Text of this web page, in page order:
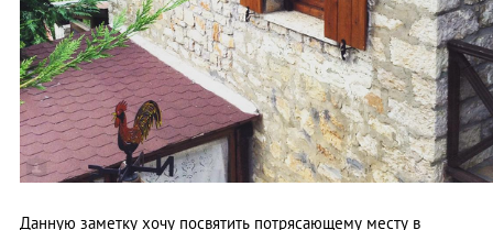
Данную заметку хочу посвятить потрясающему месту в